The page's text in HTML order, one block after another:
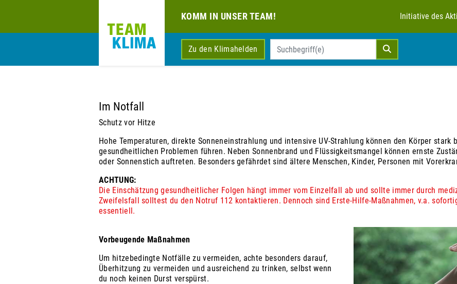
KOMM IN UNSER TEAM! Initiative des
Zu den Klimahelden
Im Notfall
Schutz vor Hitze
Hohe Temperaturen, direkte Sonneneinstrahlung und intensive UV-Strahlung können den Körper stark
gesundheitlichen Problemen führen. Neben Sonnenbrand und Flüssigkeitsmangel können ernste
oder Sonnenstich auftreten. Besonders gefährdet sind ältere Menschen, Kinder, Personen mit
ACHTUNG:
Die Einschätzung gesundheitlicher Folgen hängt immer vom Einzelfall ab und sollte immer durch
Zweifelsfall solltest du den Notruf 112 kontaktieren. Dennoch sind Erste-Hilfe-Maßnahmen, v.a.
essentiell.
Vorbeugende Maßnahmen
Um hitzebedingte Notfälle zu vermeiden, achte besonders darauf,
Überhitzung zu vermeiden und ausreichend zu trinken, selbst wenn
du noch keinen Durst verspürst.